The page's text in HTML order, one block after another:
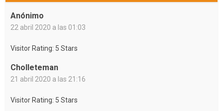
Anónimo
22 abril 2020 a las 01:03
Visitor Rating: 5 Stars
Cholleteman
21 abril 2020 a las 21:16
Visitor Rating: 5 Stars